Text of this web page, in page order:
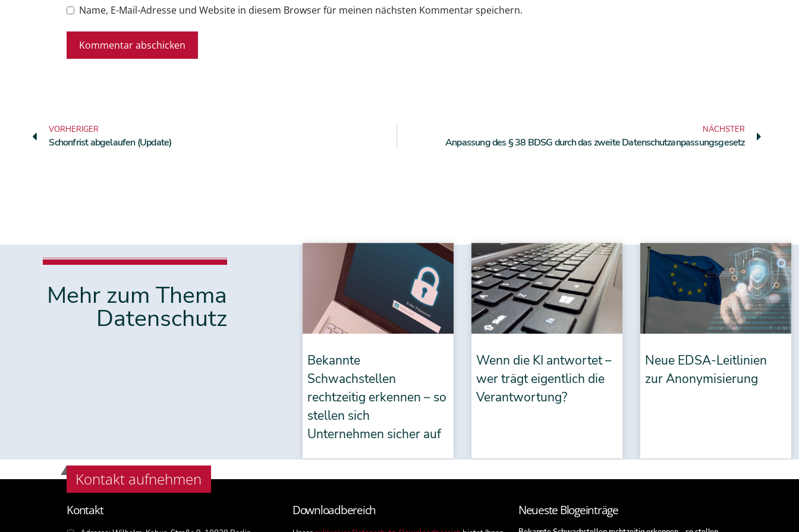
Name, E-Mail-Adresse und Website in diesem Browser für meinen nächsten Kommentar speichern.
VORHERIGER
Schonfrist abgelaufen (Update)
NÄCHSTER
Anpassung des § 38 BDSG durch das zweite Datenschutzanpassungsgesetz
Mehr zum Thema
Datenschutz
Bekannte
Schwachstellen
rechtzeitig erkennen – so
stellen sich
Unternehmen sicher auf
Wenn die KI antwortet –
wer trägt eigentlich die
Verantwortung?
Neue EDSA-Leitlinien
zur Anonymisierung
Kontakt aufnehmen
Kontakt Downloadbereich Neueste Blogeinträge